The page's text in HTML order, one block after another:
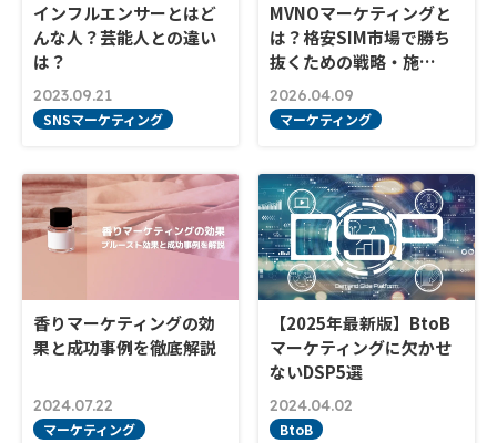
インフルエンサーとはど
んな人？芸能人との違い
は？
2023.09.21
SNSマーケティング
MVNOマーケティングと
は？格安SIM市場で勝ち
抜くための戦略・施…
2026.04.09
マーケティング
香りマーケティングの効
果と成功事例を徹底解説
2024.07.22
マーケティング
【2025年最新版】BtoB
マーケティングに欠かせ
ないDSP5選
2024.04.02
BtoB